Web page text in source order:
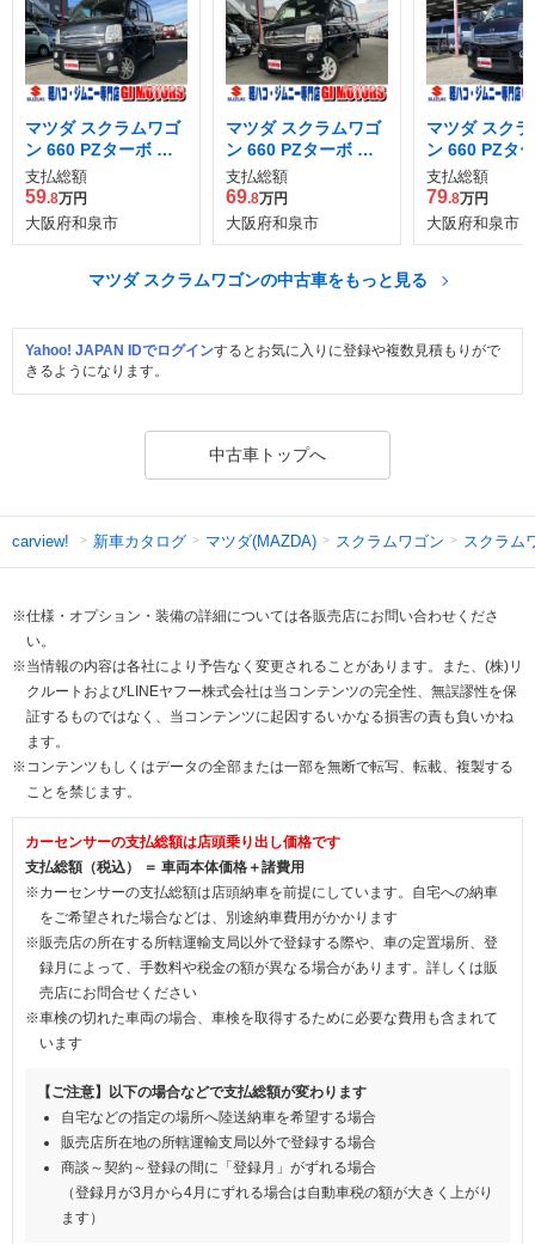
マツダ スクラムワゴ
ン 660 PZターボ ロ
ールーフ 4WD
支払総額
59.8万円
大阪府和泉市
マツダ スクラムワゴ
ン 660 PZターボ ス
ペシャルパッケージ
ロールーフ
支払総額
69.8万円
大阪府和泉市
マツダ スク
ン 660 PZタ
ペシャルパッ
ロールーフ
支払総額
79.8万円
大阪府和泉市
マツダ スクラムワゴンの中古車をもっと見る
Yahoo! JAPAN IDでログインするとお気に入りに登録や複数見積もりがで
きるようになります。
中古車トップへ
carview! 新車カタログ マツダ(MAZDA) スクラムワゴン スクラム
※仕様・オプション・装備の詳細については各販売店にお問い合わせくださ
い。
※当情報の内容は各社により予告なく変更されることがあります。また、(株)リ
クルートおよびLINEヤフー株式会社は当コンテンツの完全性、無誤謬性を保
証するものではなく、当コンテンツに起因するいかなる損害の責も負いかね
ます。
※コンテンツもしくはデータの全部または一部を無断で転写、転載、複製する
ことを禁じます。
カーセンサーの支払総額は店頭乗り出し価格です
支払総額（税込） ＝ 車両本体価格＋諸費用
※カーセンサーの支払総額は店頭納車を前提にしています。自宅への納車
をご希望された場合などは、別途納車費用がかかります
※販売店の所在する所轄運輸支局以外で登録する際や、車の定置場所、登
録月によって、手数料や税金の額が異なる場合があります。詳しくは販
売店にお問合せください
※車検の切れた車両の場合、車検を取得するために必要な費用も含まれて
います
【ご注意】以下の場合などで支払総額が変わります
自宅などの指定の場所へ陸送納車を希望する場合
販売店所在地の所轄運輸支局以外で登録する場合
商談～契約～登録の間に「登録月」がずれる場合
（登録月が3月から4月にずれる場合は自動車税の額が大きく上がり
ます）